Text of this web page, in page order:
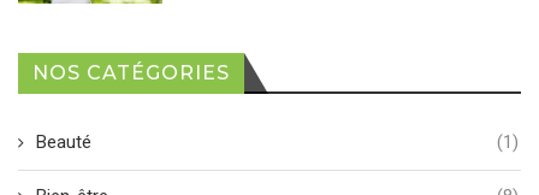
NOS CATÉGORIES
Beauté (1)